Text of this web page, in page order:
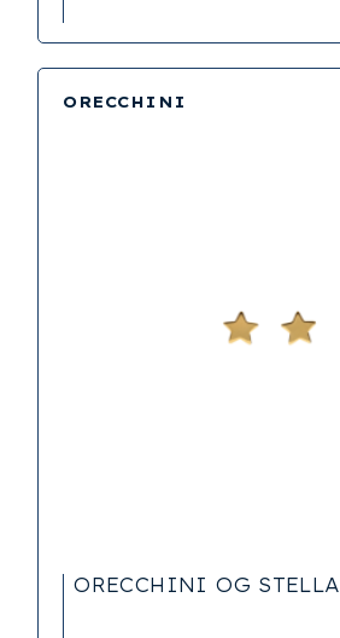
ORECCHINI
ORECCHINI OG STELLA